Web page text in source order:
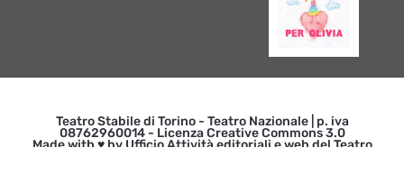
Teatro Stabile di Torino - Teatro Nazionale | p. iva
08762960014 - Licenza Creative Commons 3.0
Made with ♥ by Ufficio Attività editoriali e web del Teatro